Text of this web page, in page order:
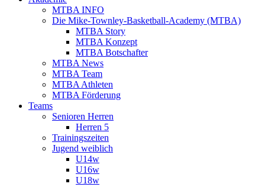
MTBA INFO
Die Mike-Townley-Basketball-Academy (MTBA)
MTBA Story
MTBA Konzept
MTBA Botschafter
MTBA News
MTBA Team
MTBA Athleten
MTBA Förderung
Teams
Senioren Herren
Herren 5
Trainingszeiten
Jugend weiblich
U14w
U16w
U18w